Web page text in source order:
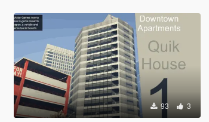
93 3